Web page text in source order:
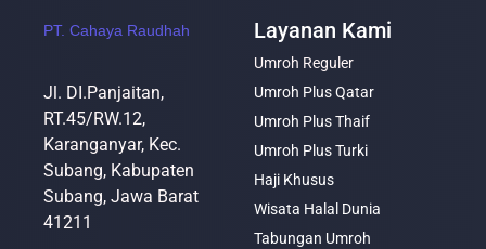
PT. Cahaya Raudhah
Jl. DI.Panjaitan,
RT.45/RW.12,
Karanganyar, Kec.
Subang, Kabupaten
Subang, Jawa Barat
41211
Layanan Kami
Umroh Reguler
Umroh Plus Qatar
Umroh Plus Thaif
Umroh Plus Turki
Haji Khusus
Wisata Halal Dunia
Tabungan Umroh